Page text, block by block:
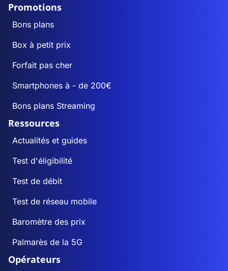
Promotions
Bons plans
Box à petit prix
Forfait pas cher
Smartphones à - de 200€
Bons plans Streaming
Ressources
Actualités et guides
Test d'éligibilité
Test de débit
Test de réseau mobile
Baromètre des prix
Palmarès de la 5G
Opérateurs